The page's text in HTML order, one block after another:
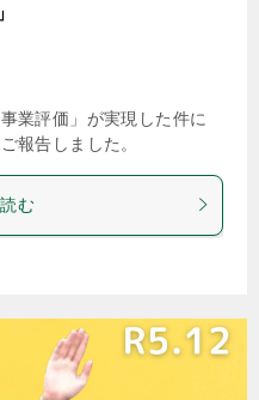
業評価」が実現した件に
報告しました。
む